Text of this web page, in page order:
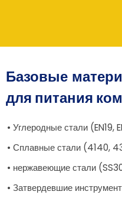
Базовые
для питания
• Углеродные стали (EN19,
• Сплавные стали (4140,
• нержавеющие стали
• Затвердевшие